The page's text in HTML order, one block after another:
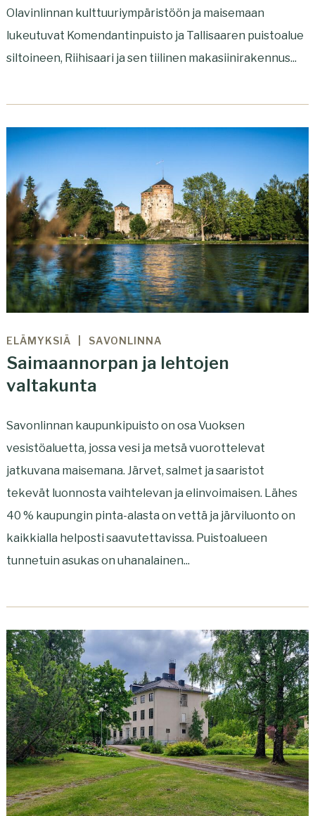
Olavinlinnan kulttuuriympäristöön ja maisemaan
lukeutuvat Komendantinpuisto ja Tallisaaren puistoalue
siltoineen, Riihisaari ja sen tiilinen makasiinirakennus...
ELÄMYKSIÄ SAVONLINNA
Saimaannorpan ja lehtojen
valtakunta
Savonlinnan kaupunkipuisto on osa Vuoksen
vesistöaluetta, jossa vesi ja metsä vuorottelevat
jatkuvana maisemana. Järvet, salmet ja saaristot
tekevät luonnosta vaihtelevan ja elinvoimaisen. Lähes
40 % kaupungin pinta-alasta on vettä ja järviluonto on
kaikkialla helposti saavutettavissa. Puistoalueen
tunnetuin asukas on uhanalainen...